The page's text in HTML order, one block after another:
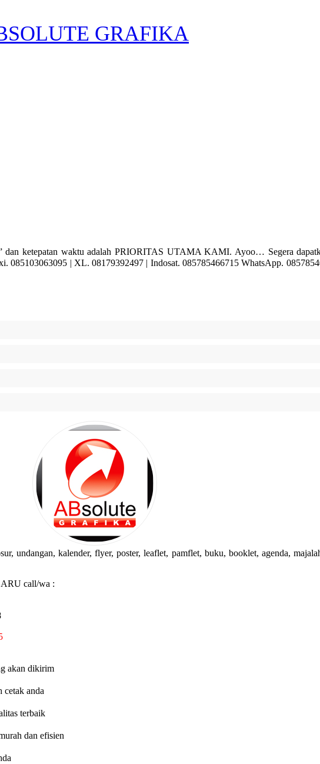
GRAFIKA
ketepatan waktu adalah PRIORITAS UTAMA KAMI. Ayoo… Segera
| XL. 08179392497 | Indosat. 085785466715 WhatsApp.
undangan, kalender, flyer, poster, leaflet, pamflet, buku, booklet, agenda,
call/wa :
akan dikirim
anda
terbaik
dan efisien